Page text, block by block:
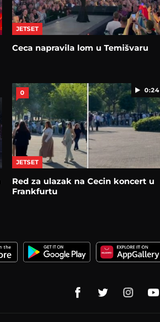
JETSET
Ceca napravila lom u Temišvaru
0:24
0
JETSET
Red za ulazak na Cecin koncert u
Frankfurtu